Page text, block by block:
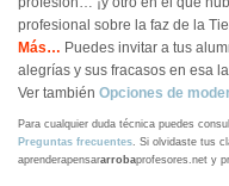
profesional sobre la faz de la
Más… Puedes invitar a tus
alegrías y sus fracasos en esa
Ver también Opciones de
Para cualquier duda técnica puedes
Preguntas frecuentes. Si olvidaste tus
aprenderapensararrobaprofesores.net y